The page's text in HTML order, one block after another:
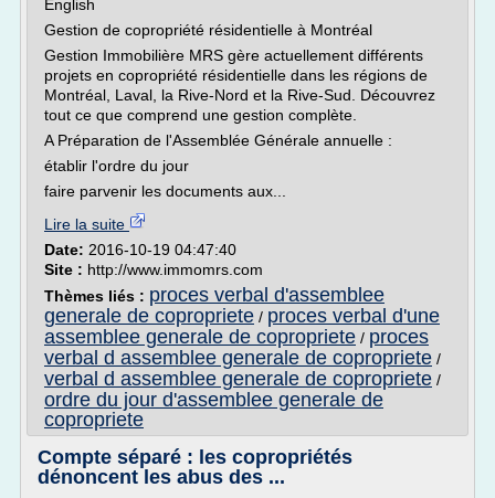
English
Gestion de copropriété résidentielle à Montréal
Gestion Immobilière MRS gère actuellement différents
projets en copropriété résidentielle dans les régions de
Montréal, Laval, la Rive-Nord et la Rive-Sud. Découvrez
tout ce que comprend une gestion complète.
A Préparation de l'Assemblée Générale annuelle :
établir l'ordre du jour
faire parvenir les documents aux...
Lire la suite
Date: 2016-10-19 04:47:40
Site : http://www.immomrs.com
Thèmes liés : proces verbal d'assemblee
generale de copropriete / proces verbal d'une
assemblee generale de copropriete / proces
verbal d assemblee generale de copropriete /
verbal d assemblee generale de copropriete /
ordre du jour d'assemblee generale de
copropriete
Compte séparé : les copropriétés
dénoncent les abus des ...